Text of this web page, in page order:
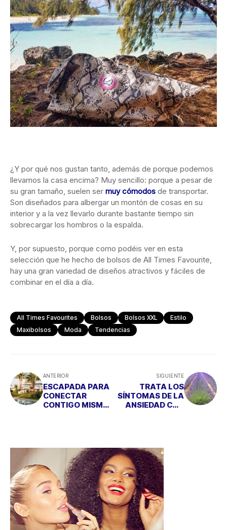
¿Y por qué nos gustan tanto, además de porque podemos
llevarnos la casa encima? Muy sencillo: porque a pesar de
su gran tamaño, suelen ser muy cómodos de transportar.
Son diseñados para albergar un montón de cosas en su
interior y a la vez llevarlo durante bastante tiempo sin
sobrecargar los hombros o la espalda.
Y, por supuesto, porque como podéis ver en esta
selección que he hecho de bolsos de All Times Favourite,
hay una gran variedad de diseños atractivos y fáciles de
combinar en el día a día.
All Times Favourites Bolsos Bolsos XXL
Estilo
Maxibolsos
Moda Tendencias
ANTERIOR
ESCAPADA PARA
CONECTAR
CONTIGO MISMO
SIGUIENTE
TRATA LOS
SÍNTOMAS DE LA
ANSIEDAD CON